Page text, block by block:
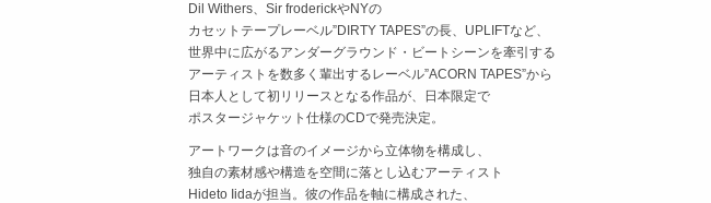
Dil Withers、Sir froderickやNYの
カセットテープレーベル”DIRTY TAPES”の長、UPLIFTなど、
世界中に広がるアンダーグラウンド・ビートシーンを牽引する
アーティストを数多く輩出するレーベル”ACORN TAPES”から
日本人として初リリースとなる作品が、日本限定で
ポスタージャケット仕様のCDで発売決定。
アートワークは音のイメージから立体物を構成し、
独自の素材感や構造を空間に落とし込むアーティスト
Hideto Iidaが担当。彼の作品を軸に構成された、